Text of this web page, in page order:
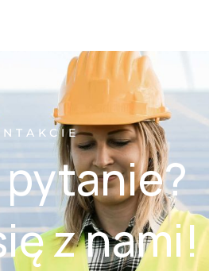
z nami!